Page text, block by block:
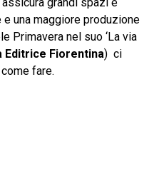
grandi spazi e
una maggiore produzione
Primavera nel suo ‘La via
Editrice Fiorentina) ci
fare.